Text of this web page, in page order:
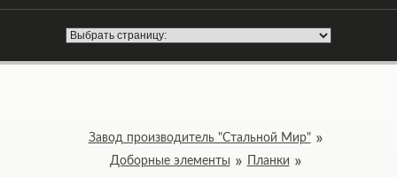
Завод производитель "Стальной Мир"
Доборные элементы
Планки